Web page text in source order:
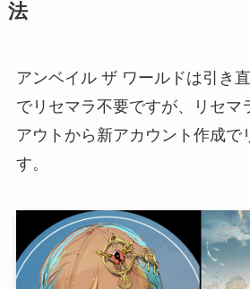
法
アンベイル ザ ワールドは引き
でリセマラ不要ですが、リセマ
アウトから新アカウント作成で
す。